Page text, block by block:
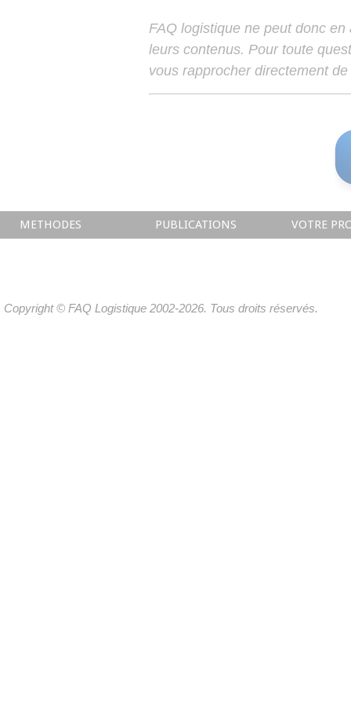
FAQ logistique ne peut donc
leurs contenus. Pour toute
vous rapprocher directement
METHODES PUBLICATIONS VOTRE
Copyright © FAQ Logistique 2002-2026. Tous droits réservés.